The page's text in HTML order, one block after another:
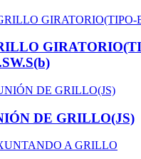
DE GRILLO(JS)